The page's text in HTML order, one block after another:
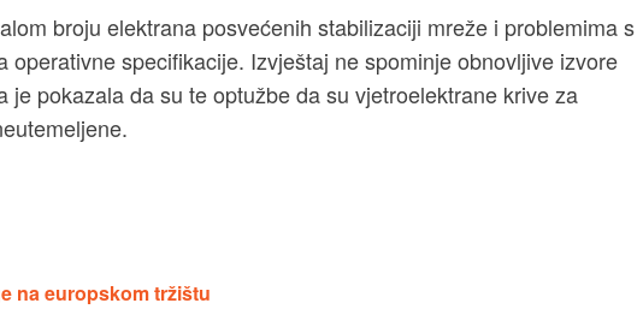
broju elektrana posvećenih stabilizaciji mreže i problemima s
operativne specifikacije. Izvještaj ne spominje obnovljive izvore
je pokazala da su te optužbe da su vjetroelektrane krive za
na europskom tržištu